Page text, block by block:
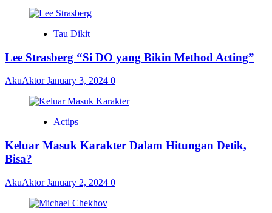
Tau Dikit
Lee Strasberg “Si DO yang Bikin Method Acting”
AkuAktorJanuary 3, 2024 0
Actips
Keluar Masuk Karakter Dalam Hitungan Detik,
Bisa?
AkuAktorJanuary 2, 2024 0